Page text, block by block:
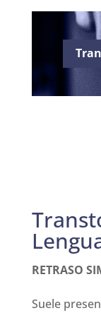
RETRASO
Suele